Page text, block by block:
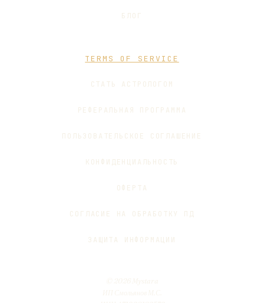
БЛОГ
TERMS OF SERVICE
СТАТЬ АСТРОЛОГОМ
РЕФЕРАЛЬНАЯ ПРОГРАММА
ПОЛЬЗОВАТЕЛЬСКОЕ СОГЛАШЕНИЕ
КОНФИДЕНЦИАЛЬНОСТЬ
ОФЕРТА
СОГЛАСИЕ НА ОБРАБОТКУ ПД
ЗАЩИТА ИНФОРМАЦИИ